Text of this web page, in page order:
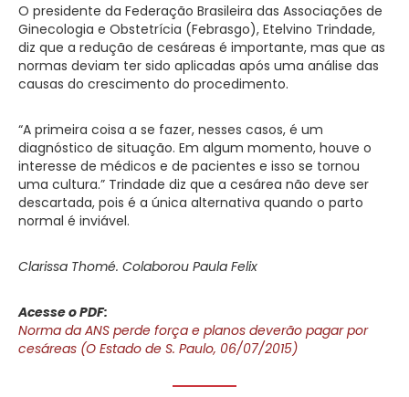
O presidente da Federação Brasileira das Associações de
Ginecologia e Obstetrícia (Febrasgo), Etelvino Trindade,
diz que a redução de cesáreas é importante, mas que as
normas deviam ter sido aplicadas após uma análise das
causas do crescimento do procedimento.
“A primeira coisa a se fazer, nesses casos, é um
diagnóstico de situação. Em algum momento, houve o
interesse de médicos e de pacientes e isso se tornou
uma cultura.” Trindade diz que a cesárea não deve ser
descartada, pois é a única alternativa quando o parto
normal é inviável.
Clarissa Thomé. Colaborou Paula Felix
Acesse o PDF:
Norma da ANS perde força e planos deverão pagar por
cesáreas (O Estado de S. Paulo, 06/07/2015)